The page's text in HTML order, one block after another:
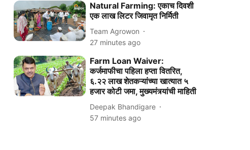
Natural Farming: एकाच दिवशी
एक लाख लिटर जिवामृत निर्मिती
Team Agrowon
27 minutes ago
Farm Loan Waiver:
कर्जमाफीचा पहिला हप्ता वितरित,
६.२२ लाख शेतकऱ्यांच्या खात्यात ५
हजार कोटी जमा, मुख्यमंत्र्यांची माहिती
Deepak Bhandigare
57 minutes ago